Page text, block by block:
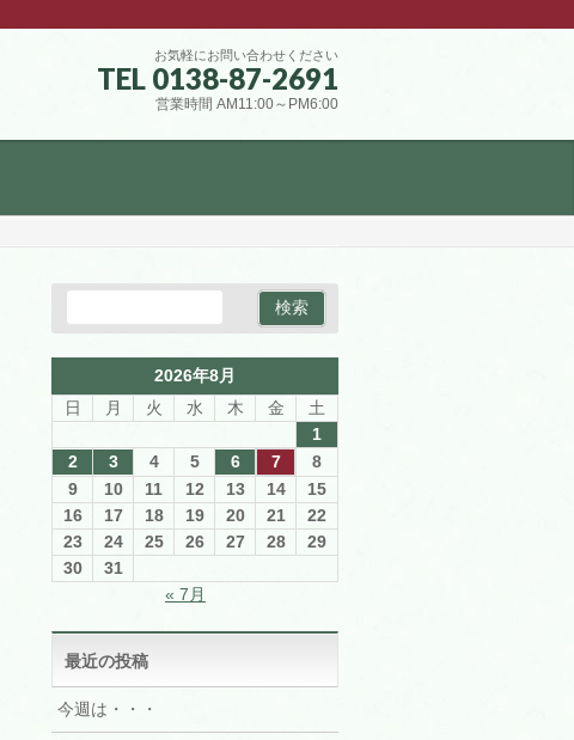
お気軽にお問い合わせください
TEL 0138-87-2691
営業時間 AM11:00～PM6:00
2026年8月
日
月 火 水 木 金
土
1
2
3 4 5 6 7
8
9
10 11 12 13 14
15
16
17 18 19 20 21
22
23
24 25 26 27 28
29
30
31
« 7月
最近の投稿
今週は・・・